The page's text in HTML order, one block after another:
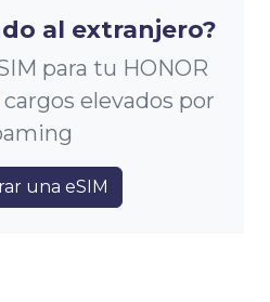
al extranjero?
para tu HONOR
elevados por
una eSIM